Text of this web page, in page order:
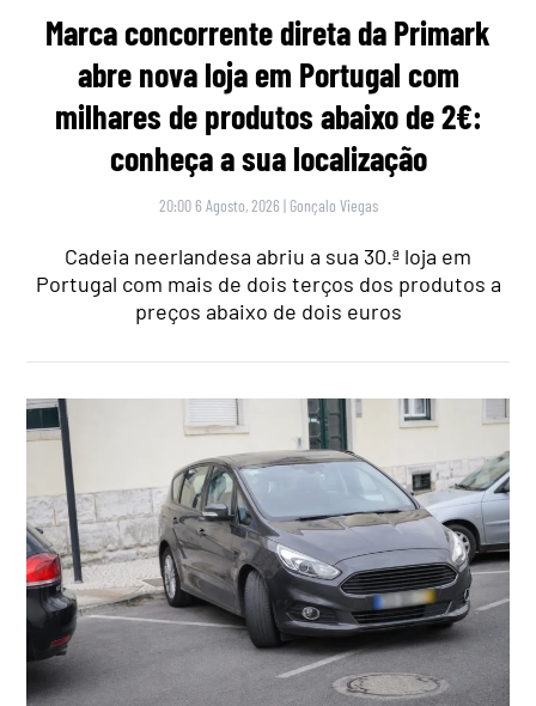
Marca concorrente direta da Primark
abre nova loja em Portugal com
milhares de produtos abaixo de 2€:
conheça a sua localização
20:00 6 Agosto, 2026 | Gonçalo Viegas
Cadeia neerlandesa abriu a sua 30.ª loja em
Portugal com mais de dois terços dos produtos a
preços abaixo de dois euros